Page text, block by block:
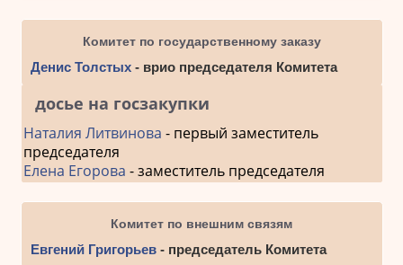
Комитет по государственному заказу
Денис Толстых- врио председателя Комитета
досье на госзакупки
Наталия Литвинова - первый заместитель
председателя
Елена Егорова - заместитель председателя
Комитет по внешним связям
Евгений Григорьев- председатель Комитета